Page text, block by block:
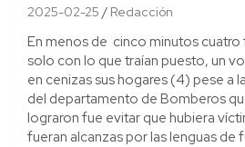
2025-02-25 Redacción
En menos de cinco minutos cuatro
solo con lo que traían puesto, un
en cenizas sus hogares (4) pese a
del departamento de Bomberos
lograron fue evitar que hubiera
fueran alcanzas por las lenguas de